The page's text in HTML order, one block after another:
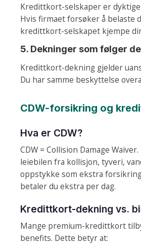
Kredittkort-selskaper er
Hvis firmaet forsøker å belaste
kredittkort-selskapet kjempe
5. Dekninger som følger
Kredittkort-dekning gjelder
Du har samme beskyttelse
CDW-forsikring og
Hva er CDW?
CDW = Collision Damage
leiebilen fra kollisjon, tyveri,
oppstykke som ekstra
betaler du ekstra per dag.
Kredittkort-dekning vs.
Mange premium-kredittkort
benefits. Dette betyr at: